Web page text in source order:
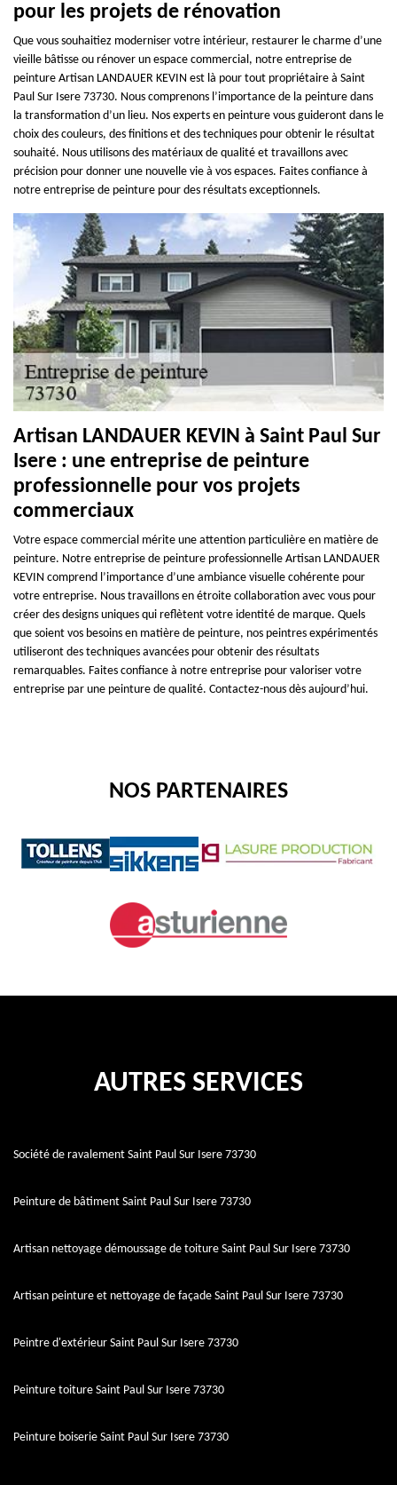
pour les projets de rénovation
Que vous souhaitiez moderniser votre intérieur, restaurer le charme d’une
vieille bâtisse ou rénover un espace commercial, notre entreprise de
peinture Artisan LANDAUER KEVIN est là pour tout propriétaire à Saint
Paul Sur Isere 73730. Nous comprenons l’importance de la peinture dans
la transformation d’un lieu. Nos experts en peinture vous guideront dans le
choix des couleurs, des finitions et des techniques pour obtenir le résultat
souhaité. Nous utilisons des matériaux de qualité et travaillons avec
précision pour donner une nouvelle vie à vos espaces. Faites confiance à
notre entreprise de peinture pour des résultats exceptionnels.
Artisan LANDAUER KEVIN à Saint Paul Sur
Isere : une entreprise de peinture
professionnelle pour vos projets
commerciaux
Votre espace commercial mérite une attention particulière en matière de
peinture. Notre entreprise de peinture professionnelle Artisan LANDAUER
KEVIN comprend l’importance d’une ambiance visuelle cohérente pour
votre entreprise. Nous travaillons en étroite collaboration avec vous pour
créer des designs uniques qui reflètent votre identité de marque. Quels
que soient vos besoins en matière de peinture, nos peintres expérimentés
utiliseront des techniques avancées pour obtenir des résultats
remarquables. Faites confiance à notre entreprise pour valoriser votre
entreprise par une peinture de qualité. Contactez-nous dès aujourd’hui.
NOS PARTENAIRES
AUTRES SERVICES
Société de ravalement Saint Paul Sur Isere 73730
Peinture de bâtiment Saint Paul Sur Isere 73730
Artisan nettoyage démoussage de toiture Saint Paul Sur Isere 73730
Artisan peinture et nettoyage de façade Saint Paul Sur Isere 73730
Peintre d'extérieur Saint Paul Sur Isere 73730
Peinture toiture Saint Paul Sur Isere 73730
Peinture boiserie Saint Paul Sur Isere 73730